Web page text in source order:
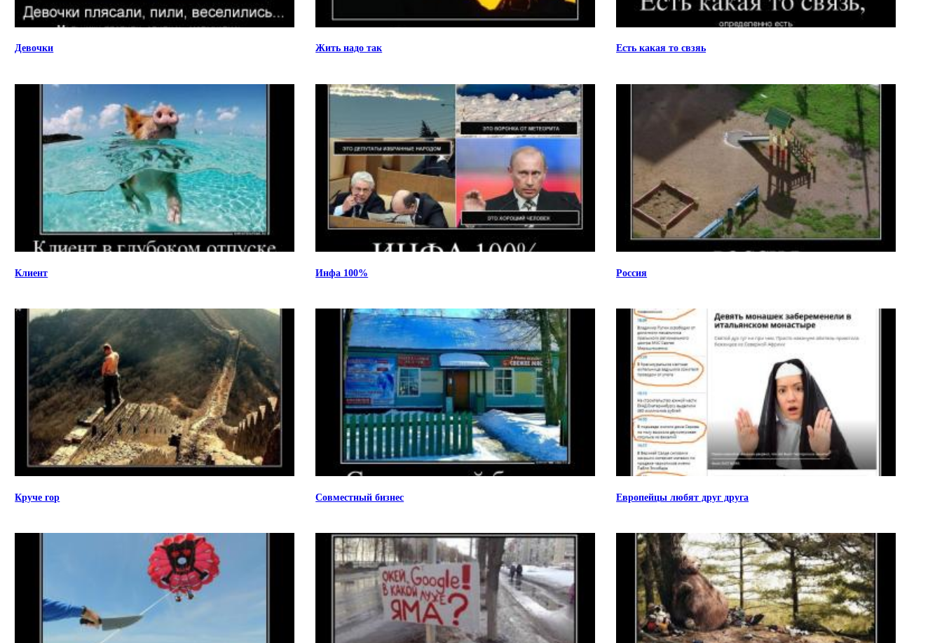
Девочки Жить надо так Есть какая то свзяь
Клиент Инфа 100% Россия
Круче гор Совместный бизнес Европейцы любят друг друга